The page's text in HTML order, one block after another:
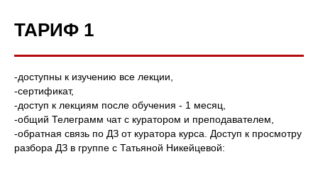
ТАРИФ 1
-доступны к изучению все лекции,
-сертификат,
-доступ к лекциям после обучения - 1 месяц,
-общий Телеграмм чат с куратором и преподавателем,
-обратная связь по ДЗ от куратора курса. Доступ к просмотру
разбора ДЗ в группе с Татьяной Никейцевой: